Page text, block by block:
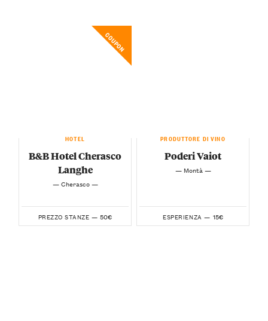
COUPON
HOTEL
B&B Hotel Cherasco
Langhe
— Cherasco —
PREZZO STANZE — 50€
PRODUTTORE DI VINO
Poderi Vaiot
— Montà —
ESPERIENZA — 15€